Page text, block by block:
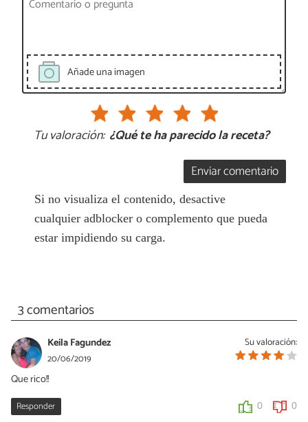
Añade una imagen
Tu valoración: ¿Qué te ha parecido la receta?
Enviar comentario
Si no visualiza el contenido, desactive
cualquier adblocker o complemento que pueda
estar impidiendo su carga.
3 comentarios
Su valoración:
Keila Fagundez
20/06/2019
Que rico!!
Responder 0 0